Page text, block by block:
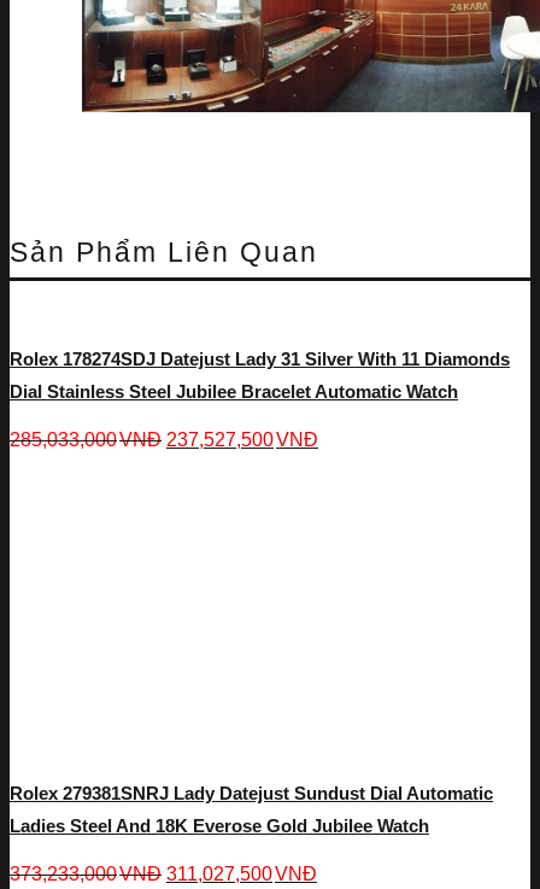
Sản Phẩm Liên Quan
Rolex 178274SDJ Datejust Lady 31 Silver With 11 Diamonds
Dial Stainless Steel Jubilee Bracelet Automatic Watch
285,033,000VNĐ 237,527,500VNĐ
Rolex 279381SNRJ Lady Datejust Sundust Dial Automatic
Ladies Steel And 18K Everose Gold Jubilee Watch
373,233,000VNĐ 311,027,500VNĐ